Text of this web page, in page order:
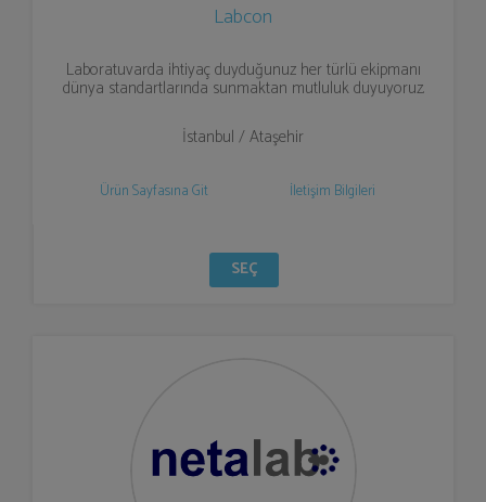
Labcon
Laboratuvarda ihtiyaç duyduğunuz her türlü ekipmanı
dünya standartlarında sunmaktan mutluluk duyuyoruz.
İstanbul / Ataşehir
Ürün Sayfasına Git İletişim Bilgileri
SEÇ